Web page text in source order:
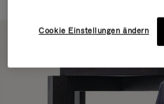
Cookie Einstellungen ändern